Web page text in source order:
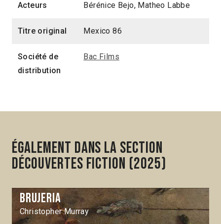
Acteurs Bérénice Bejo, Matheo Labbe
Titre original Mexico 86
Société de
distribution
Bac Films
Également dans la section
Découvertes Fiction (2025)
Brujeria
Christopher Murray